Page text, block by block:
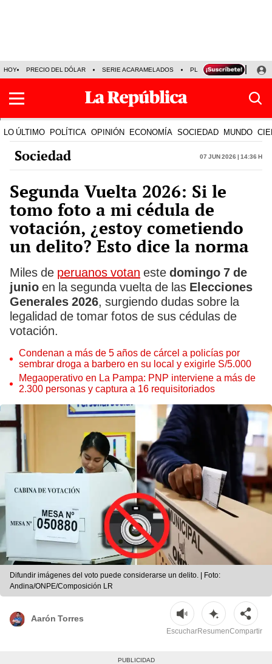
HOY PRECIO DEL DÓLAR SERIE ACARAMELADOS PLAZA VEA
LO ÚLTIMO POLÍTICA OPINIÓN ECONOMÍA SOCIEDAD MUNDO
Sociedad 07 Jun 2026 | 14:36 h
Segunda Vuelta 2026: Si le
tomo foto a mi cédula de
votación, ¿estoy cometiendo
un delito? Esto dice la norma
Miles de peruanos votan este domingo 7 de
junio en la segunda vuelta de las Elecciones
Generales 2026, surgiendo dudas sobre la
legalidad de tomar fotos de sus cédulas de
votación.
Condenan a más de 5 años de cárcel a policías por
sembrar droga a barbero en su local y exigirle S/5.000
Megaoperativo en La Pampa: PNP interviene a más de
2.300 personas y captura a 16 requisitoriados
Difundir imágenes del voto puede considerarse un delito. | Foto:
Andina/ONPE/Composición LR
Aarón Torres
EscucharResumenCompartir